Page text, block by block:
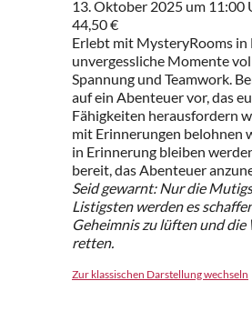
13. Oktober 2025 um 11:00
44,50 €
Erlebt mit MysteryRooms in
unvergessliche Momente
Spannung und Teamwork.
auf ein Abenteuer vor, das
Fähigkeiten herausfordern
mit Erinnerungen belohnen
in Erinnerung bleiben
bereit, das Abenteuer
Seid gewarnt: Nur die
Listigsten werden es
Geheimnis zu lüften und die
retten.
Zur klassischen Darstellung wechseln